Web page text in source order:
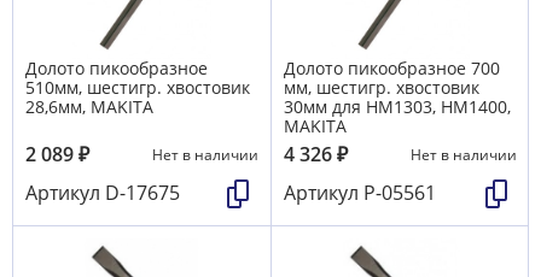
Долото пикообразное
510мм, шестигр. хвостовик
28,6мм, MAKITA
2 089₽ Нет в наличии
Артикул D-17675
Долото пикообразное 700
мм, шестигр. хвостовик
30мм для HM1303, HM1400,
MAKITA
4 326₽ Нет в наличии
Артикул P-05561